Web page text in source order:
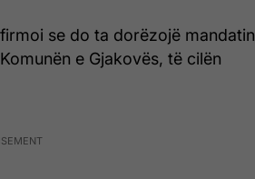
se do ta dorëzojë mandatin
e Gjakovës, të cilën